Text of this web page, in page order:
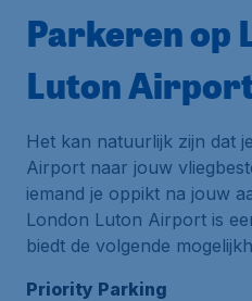
Parkeren op
Luton
Het kan natuurlijk zijn dat
Airport naar jouw
iemand je oppikt na jouw
London Luton Airport is
biedt de volgende
Priority Parking